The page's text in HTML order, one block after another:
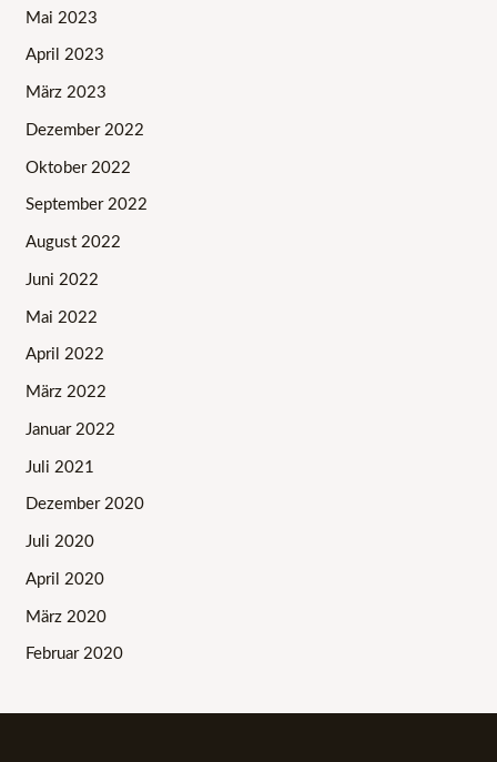
Mai 2023
April 2023
März 2023
Dezember 2022
Oktober 2022
September 2022
August 2022
Juni 2022
Mai 2022
April 2022
März 2022
Januar 2022
Juli 2021
Dezember 2020
Juli 2020
April 2020
März 2020
Februar 2020